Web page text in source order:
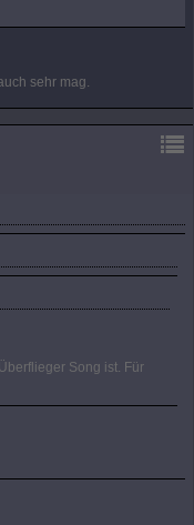
sehr mag.
Song ist. Für